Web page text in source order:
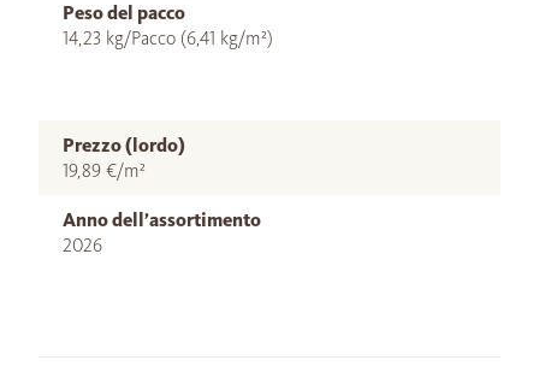
Peso del pacco
14,23 kg/Pacco (6,41 kg/m²)
Prezzo (lordo)
19,89 €/m²
Anno dell’assortimento
2026